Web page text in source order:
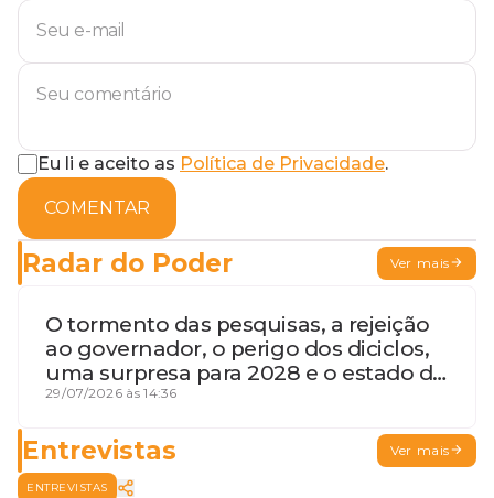
Eu li e aceito as Política de Privacidade.
COMENTAR
Radar do Poder Ver mais
O tormento das pesquisas, a rejeição
ao governador, o perigo dos diciclos,
uma surpresa para 2028 e o estado de
terceira guerra mundial
29/07/2026 às 14:36
Entrevistas Ver mais
ENTREVISTAS